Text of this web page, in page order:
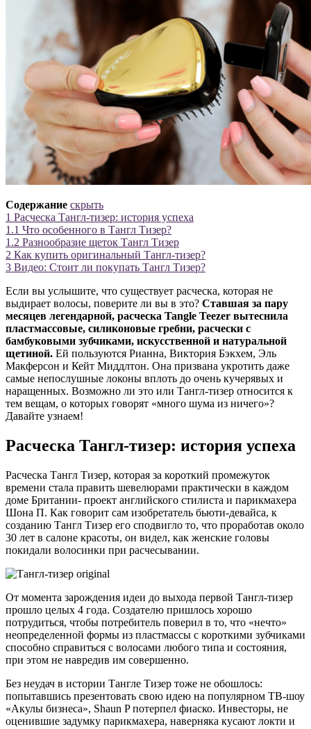
Содержание скрыть
1 Расческа Тангл-тизер: история успеха
1.1 Что особенного в Тангл Тизер?
1.2 Разнообразие щеток Тангл Тизер
2 Как купить оригинальный Тангл-тизер?
3 Видео: Стоит ли покупать Тангл Тизер?
Если вы услышите, что существует расческа, которая не
выдирает волосы, поверите ли вы в это? Ставшая за пару
месяцев легендарной, расческа Tangle Teezer вытеснила
пластмассовые, силиконовые гребни, расчески с
бамбуковыми зубчиками, искусственной и натуральной
щетиной. Ей пользуются Рианна, Виктория Бэкхем, Эль
Макферсон и Кейт Миддлтон. Она призвана укротить даже
самые непослушные локоны вплоть до очень кучерявых и
наращенных. Возможно ли это или Тангл-тизер относится к
тем вещам, о которых говорят «много шума из ничего»?
Давайте узнаем!
Расческа Тангл-тизер: история успеха
Расческа Тангл Тизер, которая за короткий промежуток
времени стала править шевелюрами практически в каждом
доме Британии- проект английского стилиста и парикмахера
Шона П. Как говорит сам изобретатель бьюти-девайса, к
созданию Тангл Тизер его сподвигло то, что проработав около
30 лет в салоне красоты, он видел, как женские головы
покидали волосинки при расчесывании.
От момента зарождения идеи до выхода первой Тангл-тизер
прошло целых 4 года. Создателю пришлось хорошо
потрудиться, чтобы потребитель поверил в то, что «нечто»
неопределенной формы из пластмассы с короткими зубчиками
способно справиться с волосами любого типа и состояния,
при этом не навредив им совершенно.
Без неудач в истории Тангле Тизер тоже не обошлось:
попытавшись презентовать свою идею на популярном ТВ-шоу
«Акулы бизнеса», Shaun P потерпел фиаско. Инвесторы, не
оценившие задумку парикмахера, наверняка кусают локти и